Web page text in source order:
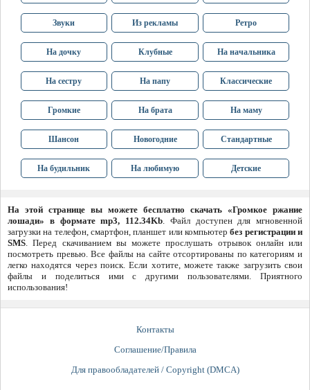
Звуки Из рекламы Ретро
На дочку Клубные На начальника
На сестру На папу Классические
Громкие На брата На маму
Шансон Новогодние Стандартные
На будильник На любимую Детские
На этой странице вы можете бесплатно скачать «Громкое ржание
лошади» в формате mp3, 112.34Kb. Файл доступен для мгновенной
загрузки на телефон, смартфон, планшет или компьютербез регистрации и
SMS. Перед скачиванием вы можете прослушать отрывок онлайн или
посмотреть превью. Все файлы на сайте отсортированы по категориям и
легко находятся через поиск. Если хотите, можете также загрузить свои
файлы и поделиться ими с другими пользователями. Приятного
использования!
Контакты
Соглашение/Правила
Для правообладателей / Copyright (DMCA)